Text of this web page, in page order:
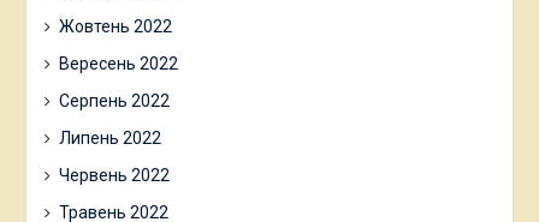
Жовтень 2022
Вересень 2022
Серпень 2022
Липень 2022
Червень 2022
Травень 2022